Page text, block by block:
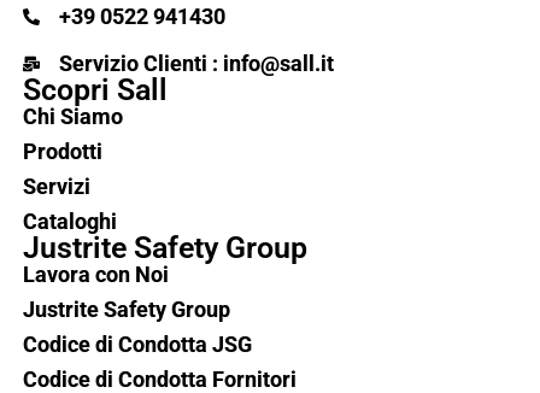
+39 0522 941430
Servizio Clienti : info@sall.it
Scopri Sall
Chi Siamo
Prodotti
Servizi
Cataloghi
Justrite Safety Group
Lavora con Noi
Justrite Safety Group
Codice di Condotta JSG
Codice di Condotta Fornitori